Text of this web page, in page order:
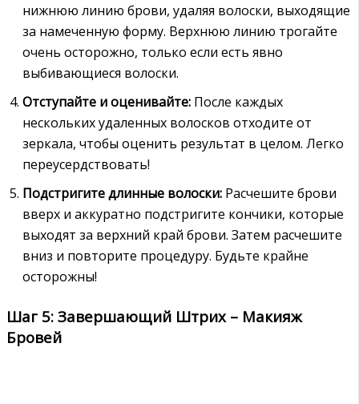
нижнюю линию брови, удаляя волоски, выходящие
за намеченную форму. Верхнюю линию трогайте
очень осторожно, только если есть явно
выбивающиеся волоски.
Отступайте и оценивайте: После каждых
нескольких удаленных волосков отходите от
зеркала, чтобы оценить результат в целом. Легко
переусердствовать!
Подстригите длинные волоски: Расчешите брови
вверх и аккуратно подстригите кончики, которые
выходят за верхний край брови. Затем расчешите
вниз и повторите процедуру. Будьте крайне
осторожны!
Шаг 5: Завершающий Штрих – Макияж
Бровей